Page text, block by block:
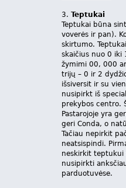
3. Teptukai
Teptukai būna
voverės ir pan).
skirtumo.
skaičius nuo 0 iki
žymimi 00, 000
trijų – 0 ir 2
išsiversit ir su
nusipirkt iš
prekybos centro.
Pastarojoje yra
geri Conda, o
Tačiau nepirkit
neatsispindi.
neskirkit teptukui
nusipirkti
parduotuvėse.